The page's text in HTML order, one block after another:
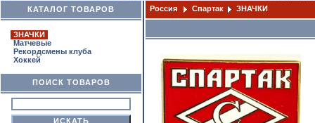
КАТАЛОГ ТОВАРОВ
ЗНАЧКИ
Матчевые
Рекордсмены клуба
Хоккей
ПОИСК ТОВАРОВ
Россия Спартак ЗНАЧКИ